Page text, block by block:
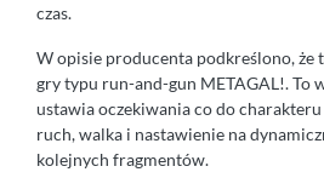
czas.
W opisie producenta podkreślono, że
gry typu run-and-gun METAGAL!. To
ustawia oczekiwania co do
ruch, walka i nastawienie na
kolejnych fragmentów.